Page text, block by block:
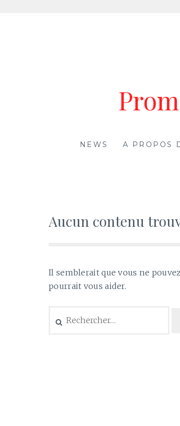
NEWS A PROPOS
Aucun contenu
Il semblerait que vous ne
pourrait vous aider.